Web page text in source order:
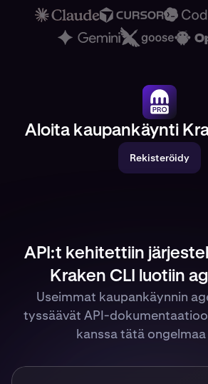
Aloita kaupankäynti
Rekisteröidy
API:t kehitettiin
Kraken CLI luotiin
Useimmat kaupankäynnin
tyssäävät API-
kanssa tätä ongelmaa